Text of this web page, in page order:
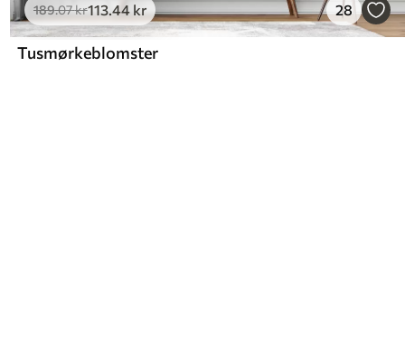
189.07kr113.44 kr 28
Tusmørkeblomster